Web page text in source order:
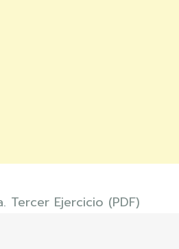
Tercer Ejercicio (PDF)